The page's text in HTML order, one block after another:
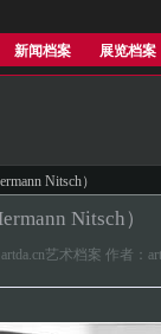
新闻档案 展览档案
Nitsch）
Nitsch）
艺术档案 作者：